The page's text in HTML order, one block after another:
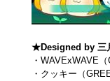
★Designed by 三
・WAVExWAVE
・クッキー（